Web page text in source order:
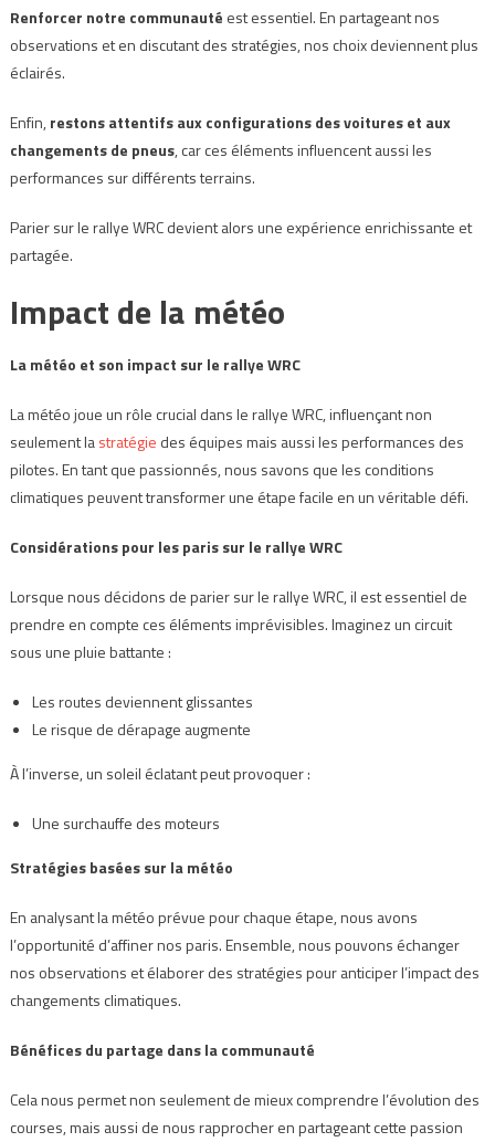
Renforcer notre communauté est essentiel. En partageant nos
observations et en discutant des stratégies, nos choix deviennent plus
éclairés.
Enfin,restons attentifs aux configurations des voitures et aux
changements de pneus, car ces éléments influencent aussi les
performances sur différents terrains.
Parier sur le rallye WRC devient alors une expérience enrichissante et
partagée.
Impact de la météo
La météo et son impact sur le rallye WRC
La météo joue un rôle crucial dans le rallye WRC, influençant non
seulement lastratégie des équipes mais aussi les performances des
pilotes. En tant que passionnés, nous savons que les conditions
climatiques peuvent transformer une étape facile en un véritable défi.
Considérations pour les paris sur le rallye WRC
Lorsque nous décidons de parier sur le rallye WRC, il est essentiel de
prendre en compte ces éléments imprévisibles. Imaginez un circuit
sous une pluie battante :
Les routes deviennent glissantes
Le risque de dérapage augmente
À l’inverse, un soleil éclatant peut provoquer :
Une surchauffe des moteurs
Stratégies basées sur la météo
En analysant la météo prévue pour chaque étape, nous avons
l’opportunité d’affiner nos paris. Ensemble, nous pouvons échanger
nos observations et élaborer des stratégies pour anticiper l’impact des
changements climatiques.
Bénéfices du partage dans la communauté
Cela nous permet non seulement de mieux comprendre l’évolution des
courses, mais aussi de nous rapprocher en partageant cette passion